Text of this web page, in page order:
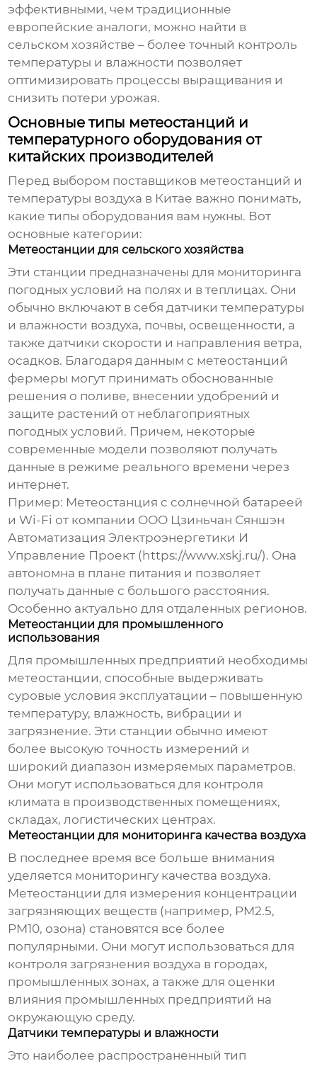
эффективными, чем традиционные
европейские аналоги, можно найти в
сельском хозяйстве – более точный контроль
температуры и влажности позволяет
оптимизировать процессы выращивания и
снизить потери урожая.
Основные типы метеостанций и
температурного оборудования от
китайских производителей
Перед выбором поставщиков метеостанций и
температуры воздуха в Китае важно понимать,
какие типы оборудования вам нужны. Вот
основные категории:
Метеостанции для сельского хозяйства
Эти станции предназначены для мониторинга
погодных условий на полях и в теплицах. Они
обычно включают в себя датчики температуры
и влажности воздуха, почвы, освещенности, а
также датчики скорости и направления ветра,
осадков. Благодаря данным с метеостанций
фермеры могут принимать обоснованные
решения о поливе, внесении удобрений и
защите растений от неблагоприятных
погодных условий. Причем, некоторые
современные модели позволяют получать
данные в режиме реального времени через
интернет.
Пример: Метеостанция с солнечной батареей
и Wi-Fi от компании ООО Цзиньчан Сяншэн
Автоматизация Электроэнергетики И
Управление Проект (https://www.xskj.ru/). Она
автономна в плане питания и позволяет
получать данные с большого расстояния.
Особенно актуально для отдаленных регионов.
Метеостанции для промышленного
использования
Для промышленных предприятий необходимы
метеостанции, способные выдерживать
суровые условия эксплуатации – повышенную
температуру, влажность, вибрации и
загрязнение. Эти станции обычно имеют
более высокую точность измерений и
широкий диапазон измеряемых параметров.
Они могут использоваться для контроля
климата в производственных помещениях,
складах, логистических центрах.
Метеостанции для мониторинга качества воздуха
В последнее время все больше внимания
уделяется мониторингу качества воздуха.
Метеостанции для измерения концентрации
загрязняющих веществ (например, PM2.5,
PM10, озона) становятся все более
популярными. Они могут использоваться для
контроля загрязнения воздуха в городах,
промышленных зонах, а также для оценки
влияния промышленных предприятий на
окружающую среду.
Датчики температуры и влажности
Это наиболее распространенный тип